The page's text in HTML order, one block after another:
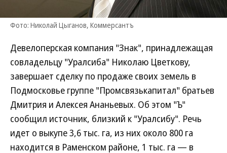
Фото: Николай Цыганов, Коммерсантъ
Девелоперская компания "Знак", принадлежащая
совладельцу "Уралсиба" Николаю Цветкову,
завершает сделку по продаже своих земель в
Подмосковье группе "Промсвязькапитал" братьев
Дмитрия и Алексея Ананьевых. Об этом "Ъ"
сообщил источник, близкий к "Уралсибу". Речь
идет о выкупе 3,6 тыс. га, из них около 800 га
находится в Раменском районе, 1 тыс. га — в